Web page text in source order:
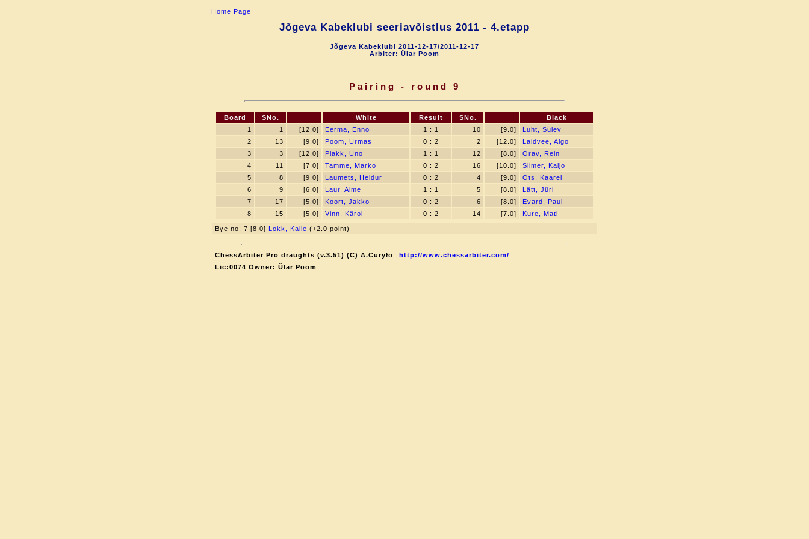
Home Page
Jõgeva Kabeklubi seeriavõistlus 2011 - 4.etapp
Jõgeva Kabeklubi 2011-12-17/2011-12-17
Arbiter: Ülar Poom
Pairing - round 9
Board SNo. White Result SNo.
Black
1
1 [12.0] Eerma, Enno 1 : 1 10 [9.0]
Luht, Sulev
2
13 [9.0] Poom, Urmas 0 : 2 2 [12.0]
Laidvee, Algo
3
3 [12.0] Plakk, Uno 1 : 1 12 [8.0]
Orav, Rein
4
11 [7.0] Tamme, Marko 0 : 2 16 [10.0]
Siimer, Kaljo
5
8 [9.0] Laumets, Heldur 0 : 2 4 [9.0]
Ots, Kaarel
6
9 [6.0] Laur, Aime 1 : 1 5 [8.0]
Lätt, Jüri
7
17 [5.0] Koort, Jakko 0 : 2 6 [8.0]
Evard, Paul
8
15 [5.0] Vinn, Kärol 0 : 2 14 [7.0] Kure, Mati
Bye no. 7 [8.0] Lokk, Kalle (+2.0 point)
ChessArbiter Pro draughts (v.3.51) (C) A.Curyło
http://www.chessarbiter.com/
Lic:0074 Owner: Ülar Poom